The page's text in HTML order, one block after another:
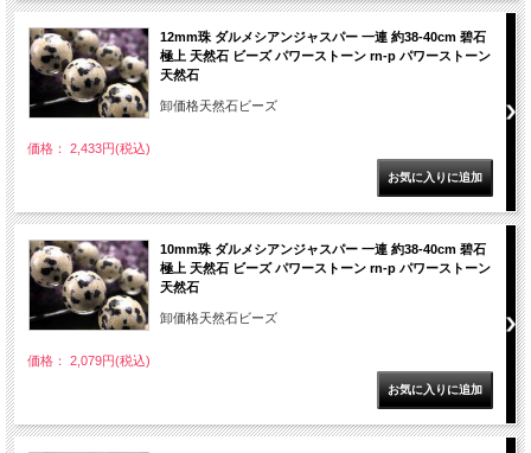
12mm珠 ダルメシアンジャスパー 一連 約38-40cm 碧石
極上 天然石 ビーズ パワーストーン rn-p パワーストーン
天然石
卸価格天然石ビーズ
価格： 2,433円(税込)
10mm珠 ダルメシアンジャスパー 一連 約38-40cm 碧石
極上 天然石 ビーズ パワーストーン rn-p パワーストーン
天然石
卸価格天然石ビーズ
価格： 2,079円(税込)